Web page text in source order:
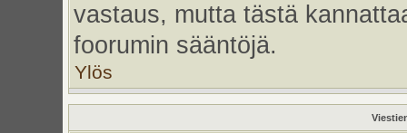
vastaus, mutta tästä
foorumin sääntöjä.
Ylös